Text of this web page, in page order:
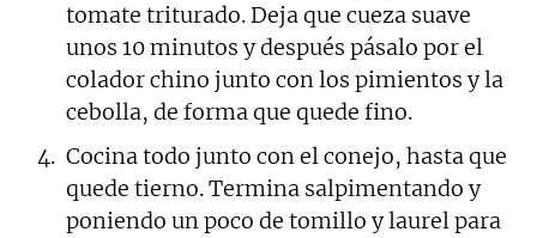
tomate triturado. Deja que cueza suave
unos 10 minutos y después pásalo por el
colador chino junto con los pimientos y la
cebolla, de forma que quede fino.
Cocina todo junto con el conejo, hasta que
quede tierno. Termina salpimentando y
poniendo un poco de tomillo y laurel para